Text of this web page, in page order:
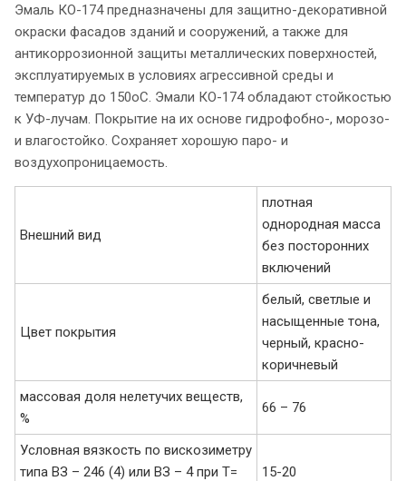
Эмаль КО-174 предназначены для защитно-декоративной
окраски фасадов зданий и сооружений, а также для
антикоррозионной защиты металлических поверхностей,
эксплуатируемых в условиях агрессивной среды и
температур до 150оС. Эмали КО-174 обладают стойкостью
к УФ-лучам. Покрытие на их основе гидрофобно-, морозо-
и влагостойко. Сохраняет хорошую паро- и
воздухопроницаемость.
Внешний вид
плотная
однородная масса
без посторонних
включений
Цвет покрытия
белый, светлые и
насыщенные тона,
черный, красно-
коричневый
массовая доля нелетучих веществ,
%
66 – 76
Условная вязкость по вискозиметру
типа ВЗ – 246 (4) или ВЗ – 4 при Т=
15-20